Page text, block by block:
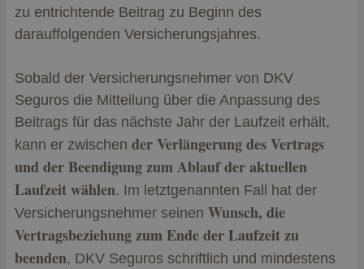
zu entrichtende Beitrag zu Beginn des
darauffolgenden Versicherungsjahres.
Sobald der Versicherungsnehmer von DKV
Seguros die Mitteilung über die Anpassung des
Beitrags für das nächste Jahr der Laufzeit erhält,
kann er zwischen der Verlängerung des Vertrags
und der Beendigung zum Ablauf der aktuellen
Laufzeit wählen. Im letztgenannten Fall hat der
Versicherungsnehmer seinen Wunsch, die
Vertragsbeziehung zum Ende der Laufzeit zu
beenden, DKV Seguros schriftlich und mindestens